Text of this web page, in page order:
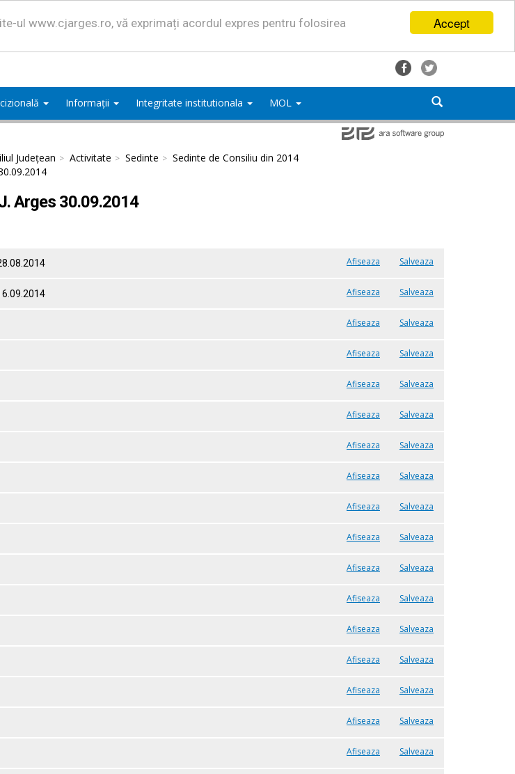
Accept
ul www.cjarges.ro, vă exprimați acordul expres pentru folosirea
Informații Integritate institutionala MOL
Județean Activitate Sedinte
Sedinte de Consiliu din 2014
Arges 30.09.2014
Afiseaza Salveaza
Afiseaza Salveaza
Afiseaza Salveaza
Afiseaza Salveaza
Afiseaza Salveaza
Afiseaza Salveaza
Afiseaza Salveaza
Afiseaza Salveaza
Afiseaza Salveaza
Afiseaza Salveaza
Afiseaza Salveaza
Afiseaza Salveaza
Afiseaza Salveaza
Afiseaza Salveaza
Afiseaza Salveaza
Afiseaza Salveaza
Afiseaza Salveaza